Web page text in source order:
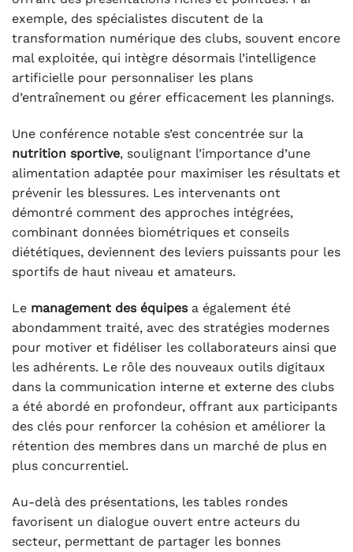
exemple, des spécialistes discutent de la
transformation numérique des clubs, souvent encore
mal exploitée, qui intègre désormais l’intelligence
artificielle pour personnaliser les plans
d’entraînement ou gérer efficacement les plannings.
Une conférence notable s’est concentrée sur la
nutrition sportive, soulignant l’importance d’une
alimentation adaptée pour maximiser les résultats et
prévenir les blessures. Les intervenants ont
démontré comment des approches intégrées,
combinant données biométriques et conseils
diététiques, deviennent des leviers puissants pour les
sportifs de haut niveau et amateurs.
Le management des équipesa également été
abondamment traité, avec des stratégies modernes
pour motiver et fidéliser les collaborateurs ainsi que
les adhérents. Le rôle des nouveaux outils digitaux
dans la communication interne et externe des clubs
a été abordé en profondeur, offrant aux participants
des clés pour renforcer la cohésion et améliorer la
rétention des membres dans un marché de plus en
plus concurrentiel.
Au-delà des présentations, les tables rondes
favorisent un dialogue ouvert entre acteurs du
secteur, permettant de partager les bonnes